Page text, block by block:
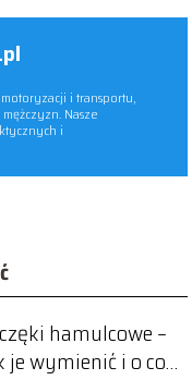
i transportu,
Nasze
i
hamulcowe –
je wymienić i o co